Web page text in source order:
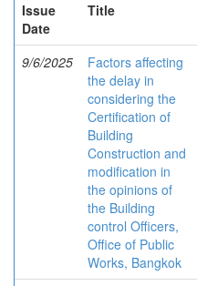
Issue
Date
Title
9/6/2025
Factors affecting
the delay in
considering the
Certification of
Building
Construction and
modification in
the opinions of
the Building
control Officers,
Office of Public
Works, Bangkok